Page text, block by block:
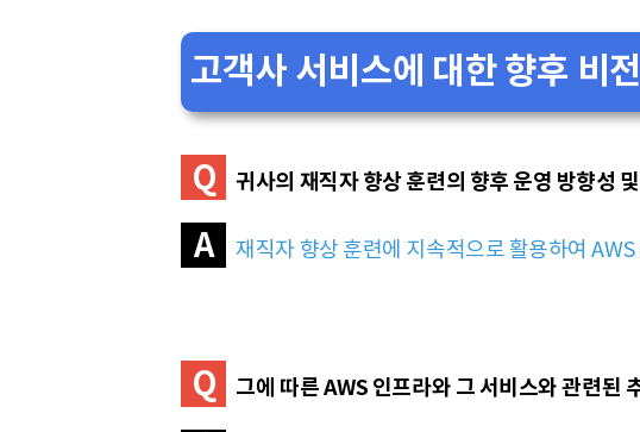
고객사 서비스에 대한 향후 비
Q 귀사의 재직자 향상 훈련의 향후 운영 방향성
A 재직자 향상 훈련에 지속적으로 활용하여
Q 그에 따른 AWS 인프라와 그 서비스와 관련된